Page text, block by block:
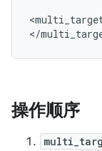
操作顺序